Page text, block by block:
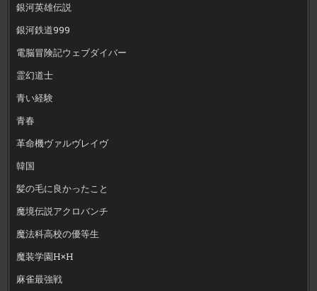
銀河英雄伝説
銀河鉄道999
電脳冒険記ウェブダイバー
霊幻道士
青い経験
青春
革命機ヴァルヴレイヴ
韓国
髪の毛に良かったこと
魔境伝説アクロバンチ
魔法科高校の優等生
魔装学園H×H
麻雀最強戦